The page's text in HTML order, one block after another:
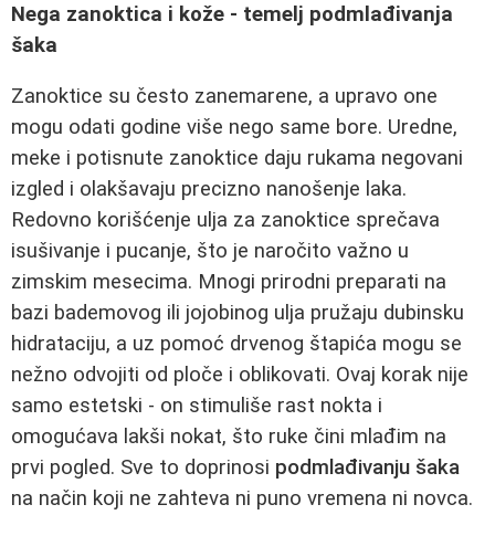
Nega zanoktica i kože - temelj podmlađivanja
šaka
Zanoktice su često zanemarene, a upravo one
mogu odati godine više nego same bore. Uredne,
meke i potisnute zanoktice daju rukama negovani
izgled i olakšavaju precizno nanošenje laka.
Redovno korišćenje ulja za zanoktice sprečava
isušivanje i pucanje, što je naročito važno u
zimskim mesecima. Mnogi prirodni preparati na
bazi bademovog ili jojobinog ulja pružaju dubinsku
hidrataciju, a uz pomoć drvenog štapića mogu se
nežno odvojiti od ploče i oblikovati. Ovaj korak nije
samo estetski - on stimuliše rast nokta i
omogućava lakši nokat, što ruke čini mlađim na
prvi pogled. Sve to doprinosi podmlađivanju šaka
na način koji ne zahteva ni puno vremena ni novca.